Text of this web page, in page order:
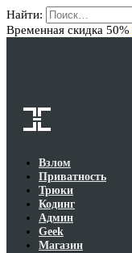
Найти:
Временная скидка 50%
Взлом
Приватность
Трюки
Кодинг
Админ
Geek
Магазин